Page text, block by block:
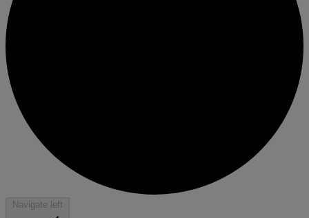
Navigate left